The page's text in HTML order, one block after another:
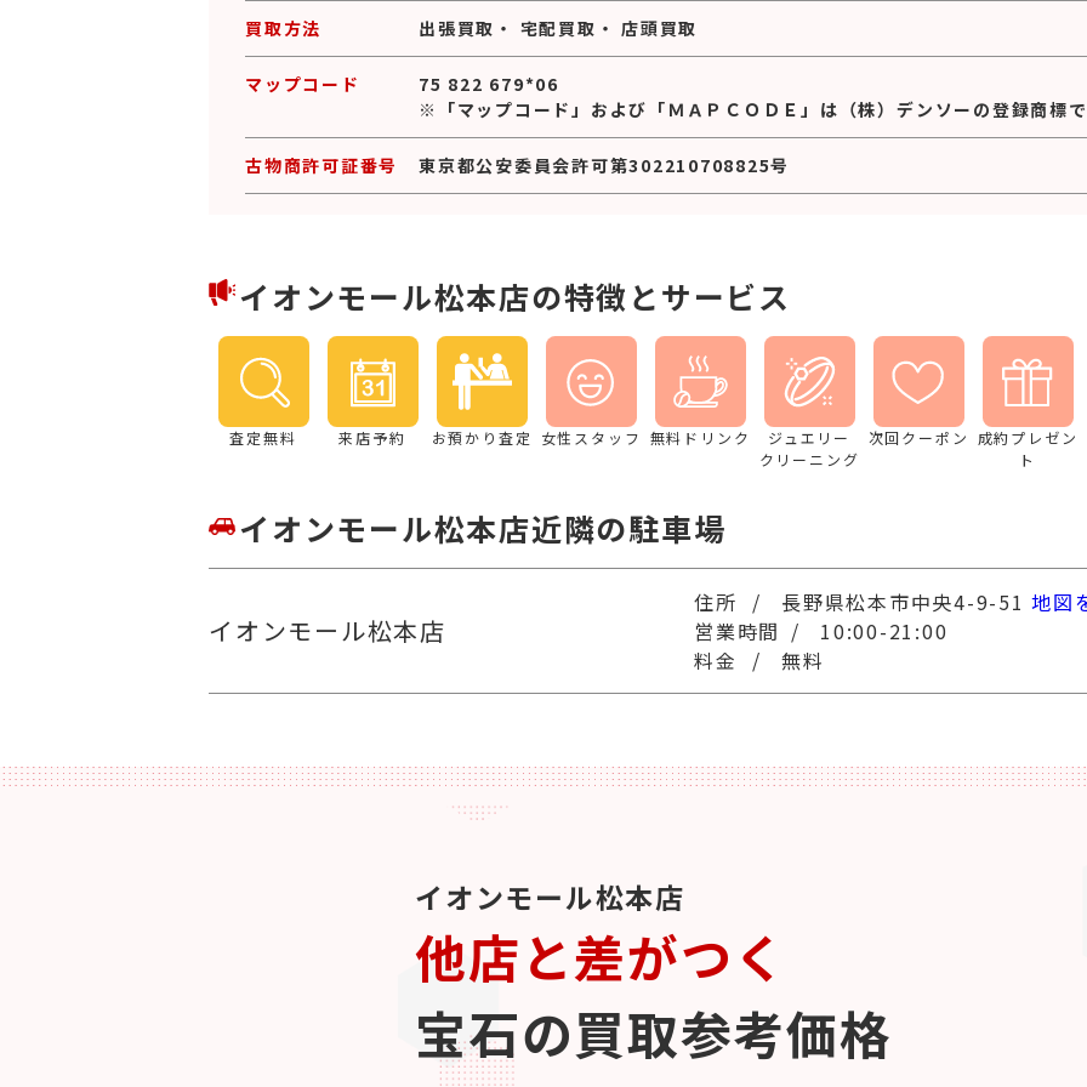
買取方法 出張買取 ・ 宅配買取 ・店頭買取
マップコード
75 822 679*06
※「マップコード」および「ＭＡＰＣＯＤＥ」は（株）デンソーの登録商標
古物商許可証番号 東京都公安委員会許可第302210708825号
イオンモール松本店の特徴とサービス
査定無料 来店予約 お預かり査定 女性スタッフ 無料ドリンク
ジュエリー
クリーニング
次回クーポン
成約プレゼン
ト
イオンモール松本店近隣の駐車場
イオンモール松本店
長野県松本市中央4-9-51地図
10:00-21:00
無料
イオンモール松本店
他店と差がつく
宝石の買取参考価格